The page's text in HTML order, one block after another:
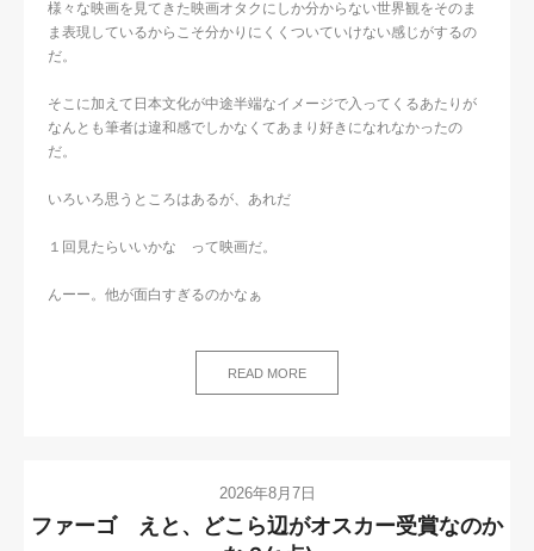
様々な映画を見てきた映画オタクにしか分からない世界観をそのま
ま表現しているからこそ分かりにくくついていけない感じがするの
だ。
そこに加えて日本文化が中途半端なイメージで入ってくるあたりが
なんとも筆者は違和感でしかなくてあまり好きになれなかったの
だ。
いろいろ思うところはあるが、あれだ
１回見たらいいかな って映画だ。
んーー。他が面白すぎるのかなぁ
READ MORE
2026年8月7日
ファーゴ えと、どこら辺がオスカー受賞なのか